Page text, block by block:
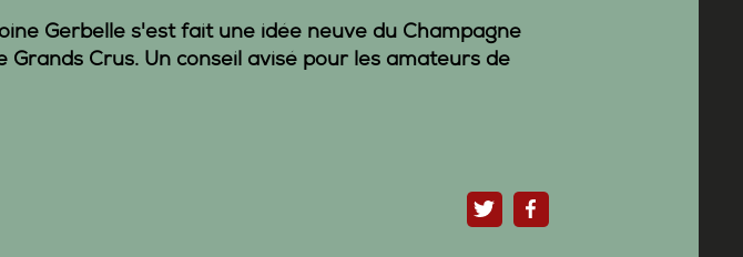
Gerbelle s'est fait une idée neuve du Champagne
Crus. Un conseil avisé pour les amateurs de